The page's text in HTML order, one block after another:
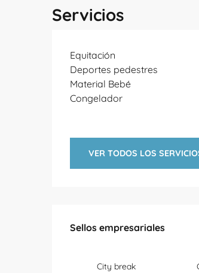
Servicios
Equitación
Deportes pedestres
Material Bebé
Congelador
VER TODOS LOS
Sellos empresariales
Sellos empresariales
City break